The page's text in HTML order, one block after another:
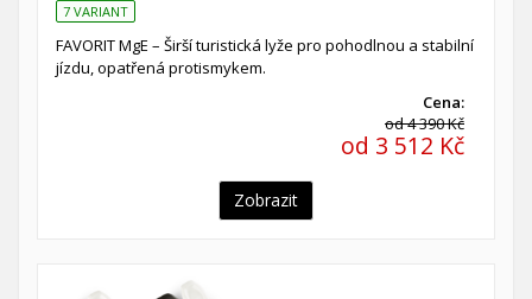
7 VARIANT
FAVORIT MgE – Širší turistická lyže pro pohodlnou a stabilní
jízdu, opatřená protismykem.
Cena:
od 4 390 Kč
od 3 512 Kč
Zobrazit